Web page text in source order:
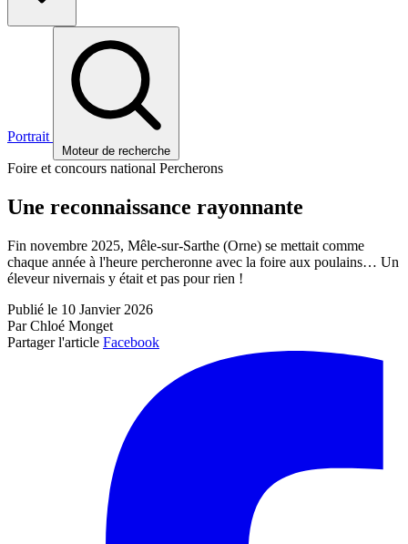
Portrait
Moteur de recherche
Foire et concours national Percherons
Une reconnaissance rayonnante
Fin novembre 2025, Mêle-sur-Sarthe (Orne) se mettait comme
chaque année à l'heure percheronne avec la foire aux poulains… Un
éleveur nivernais y était et pas pour rien !
Publié le 10 Janvier 2026
Par Chloé Monget
Partager l'article Facebook